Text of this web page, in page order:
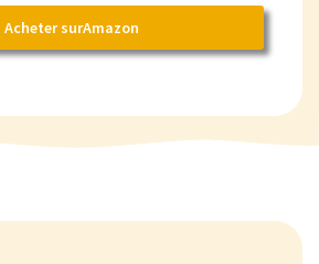
Acheter surAmazon